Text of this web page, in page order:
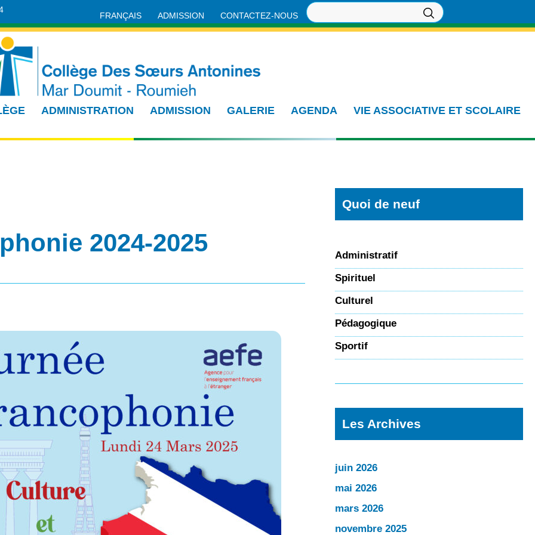
FRANÇAIS ADMISSION CONTACTEZ-NOUS
ADMINISTRATION ADMISSION GALERIE AGENDA VIE ASSOCIATIVE ET SCOLAIRE
2024-2025
Quoi de neuf
Administratif
Spirituel
Culturel
Pédagogique
Sportif
Les Archives
juin 2026
mai 2026
mars 2026
novembre 2025